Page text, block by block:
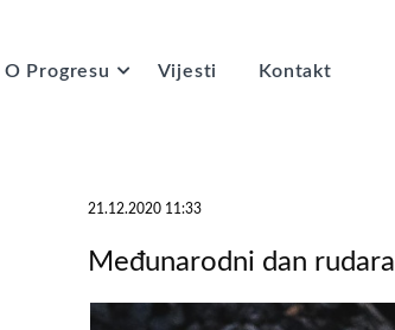
O Progresu Vijesti Kontakt
21.12.2020 11:33
Međunarodni dan rudara